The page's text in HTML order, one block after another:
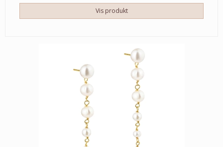
Vis produkt